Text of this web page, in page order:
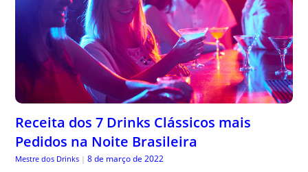
Receita dos 7 Drinks Clássicos mais
Pedidos na Noite Brasileira
Mestre dos Drinks | 8 de março de 2022